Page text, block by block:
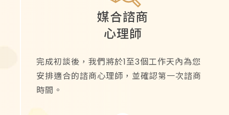
媒合諮商
心理師
完成初談後，我們將於1至3個工作天內為您
安排適合的諮商心理師，並確認第一次諮商
時間。